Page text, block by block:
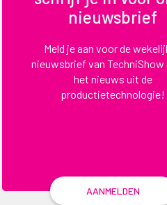
nieuwsbrief
Meld je aan voor de
nieuwsbrief van TechniShow
het nieuws uit de
productietechnologie!
AANMELDEN